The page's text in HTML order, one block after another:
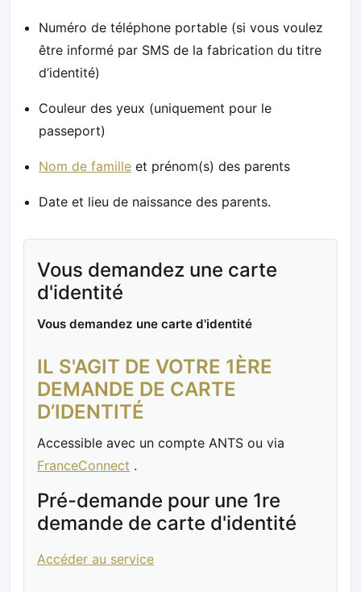
Numéro de téléphone portable (si vous voulez
être informé par SMS de la fabrication du titre
d’identité)
Couleur des yeux (uniquement pour le
passeport)
Nom de famille et prénom(s) des parents
Date et lieu de naissance des parents.
Vous demandez une carte
d'identité
Vous demandez une carte d'identité
IL S'AGIT DE VOTRE 1ÈRE
DEMANDE DE CARTE
D’IDENTITÉ
Accessible avec un compte ANTS ou via
FranceConnect .
Pré-demande pour une 1re
demande de carte d'identité
Accéder au service